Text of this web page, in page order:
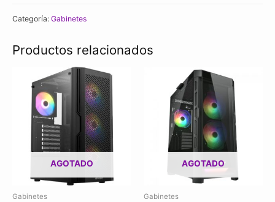
ARGB
cantidad
Categoría: Gabinetes
Productos relacionados
AGOTADO
Gabinetes
AGOTADO
Gabinetes